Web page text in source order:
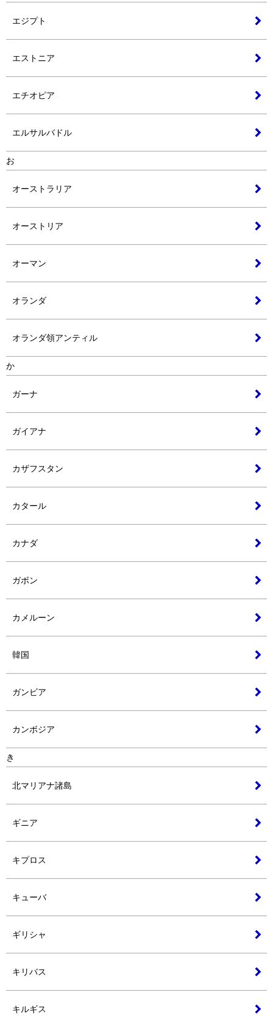
エジプト
エストニア
エチオピア
エルサルバドル
お
オーストラリア
オーストリア
オーマン
オランダ
オランダ領アンティル
か
ガーナ
ガイアナ
カザフスタン
カタール
カナダ
ガボン
カメルーン
韓国
ガンビア
カンボジア
き
北マリアナ諸島
ギニア
キプロス
キューバ
ギリシャ
キリバス
キルギス